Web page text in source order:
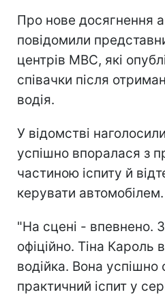
Про нове досягнення
повідомили
центрів МВС, які
співачки після
водія.
У відомстві
успішно впоралася з
частиною іспиту й
керувати автомобілем.
"На сцені - впевнено.
офіційно. Тіна Кароль
водійка. Вона успішно
практичний іспит у